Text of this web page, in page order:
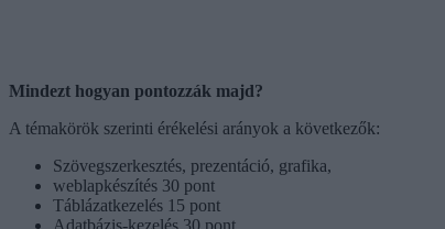
Mindezt hogyan pontozzák majd?
A témakörök szerinti érékelési arányok a következők:
Szövegszerkesztés, prezentáció, grafika,
weblapkészítés 30 pont
Táblázatkezelés 15 pont
Adatbázis-kezelés 30 pont